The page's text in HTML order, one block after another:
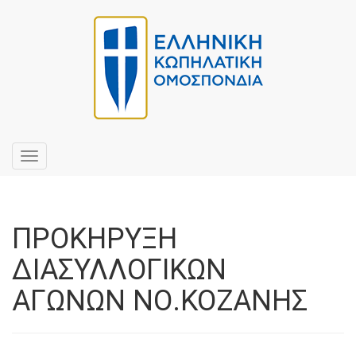
Toggle
navigation
ΠΡΟΚΗΡΥΞΗ
ΔΙΑΣΥΛΛΟΓΙΚΩΝ
ΑΓΩΝΩΝ ΝΟ.ΚΟΖΑΝΗΣ